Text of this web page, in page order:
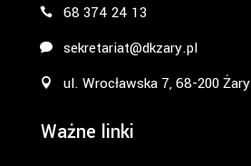
68 374 24 13
sekretariat@dkzary.pl
ul. Wrocławska 7, 68-200 Żary
Ważne linki